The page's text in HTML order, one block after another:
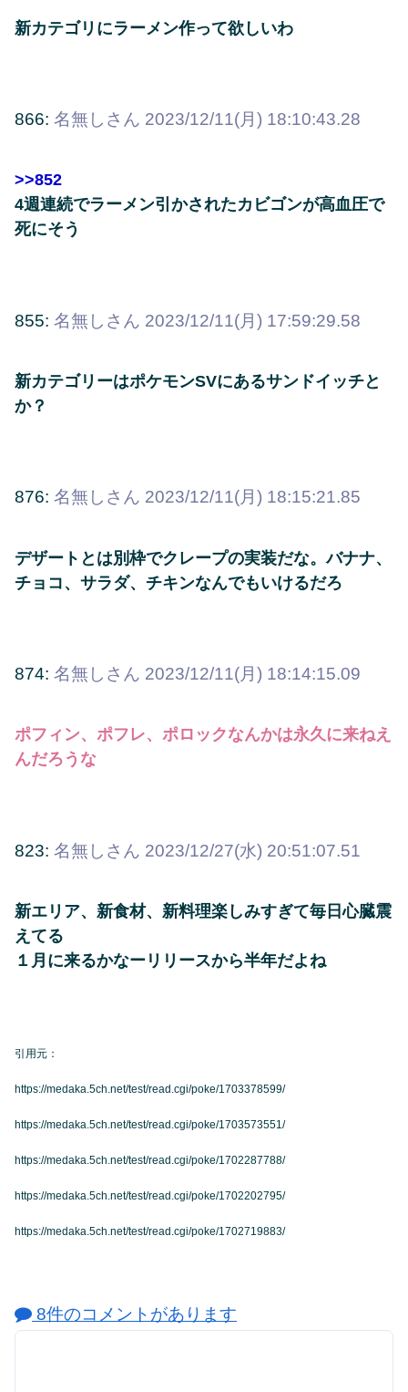
新カテゴリにラーメン作って欲しいわ
866: 名無しさん 2023/12/11(月) 18:10:43.28
>>852
4週連続でラーメン引かされたカビゴンが高血圧で
死にそう
855: 名無しさん 2023/12/11(月) 17:59:29.58
新カテゴリーはポケモンSVにあるサンドイッチと
か？
876: 名無しさん 2023/12/11(月) 18:15:21.85
デザートとは別枠でクレープの実装だな。バナナ、
チョコ、サラダ、チキンなんでもいけるだろ
874: 名無しさん 2023/12/11(月) 18:14:15.09
ポフィン、ポフレ、ポロックなんかは永久に来ねえ
んだろうな
823: 名無しさん 2023/12/27(水) 20:51:07.51
新エリア、新食材、新料理楽しみすぎて毎日心臓震
えてる
１月に来るかなーリリースから半年だよね
引用元：
https://medaka.5ch.net/test/read.cgi/poke/1703378599/
https://medaka.5ch.net/test/read.cgi/poke/1703573551/
https://medaka.5ch.net/test/read.cgi/poke/1702287788/
https://medaka.5ch.net/test/read.cgi/poke/1702202795/
https://medaka.5ch.net/test/read.cgi/poke/1702719883/
8件のコメントがあります